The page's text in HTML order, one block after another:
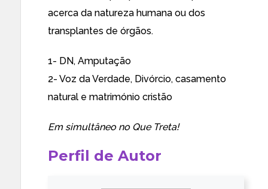
acerca da natureza humana ou dos
transplantes de órgãos.
1- DN, Amputação
2- Voz da Verdade, Divórcio, casamento
natural e matrimónio cristão
Em simultâneo no Que Treta!
Perfil de Autor